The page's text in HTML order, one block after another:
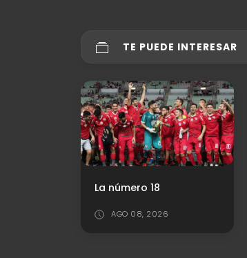
TE PUEDE INTERESAR
AGO 04, 2026